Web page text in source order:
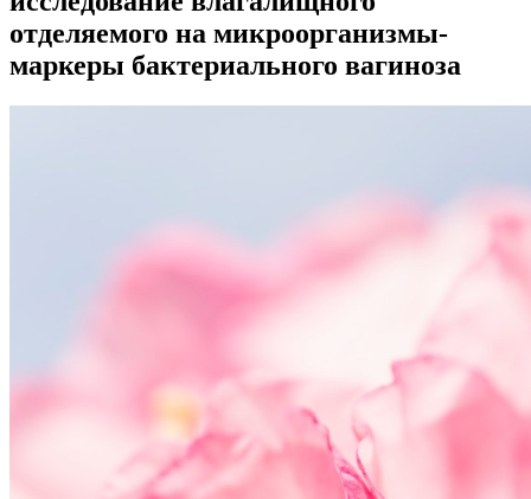
отделяемого на микроорганизмы-
маркеры бактериального вагиноза